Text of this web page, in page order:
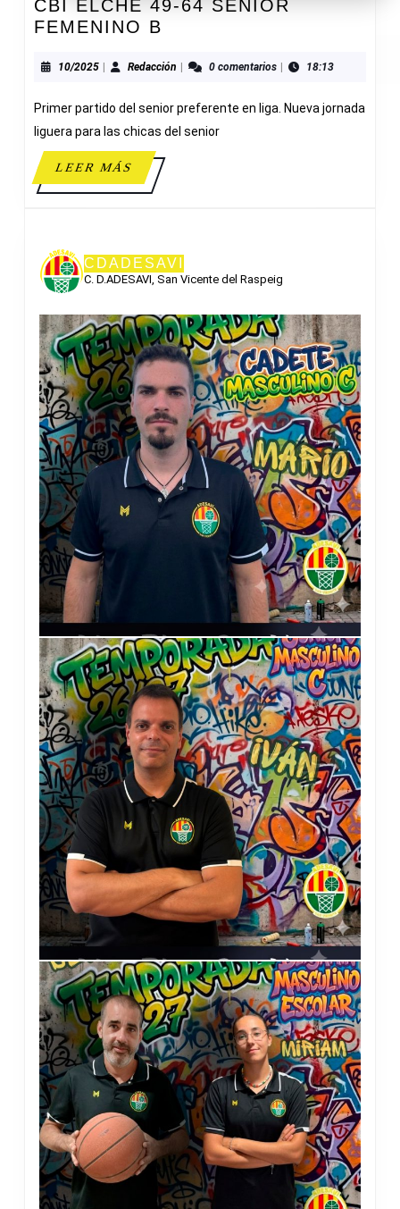
CBI ELCHE 49-64 SENIOR
FEMENINO B
49-
SENIOR
FEMENINO
B
10/202510/2025
| Redacción Redacción
| 0 comentarios | 18:13
Primer partido del senior preferente en liga. Nueva jornada
liguera para las chicas del senior
LEER MÁSLEER
MÁS
CDADESAVI
C. D.ADESAVI, San Vicente del Raspeig